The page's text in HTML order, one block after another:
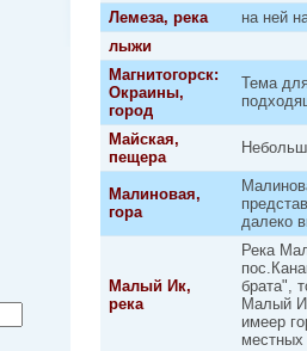
Лемеза, река на ней
лыжи
Магнитогорск:
Окраины,
город
Тема
Майская,
пещера
Малиновая,
гора
далеко
Малый Ик,
река
Река
брата",
Малый
имеер